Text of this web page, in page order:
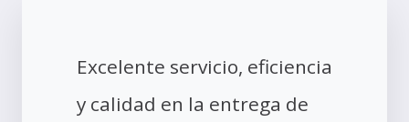
Excelente servicio, eficiencia
y calidad en la entrega de